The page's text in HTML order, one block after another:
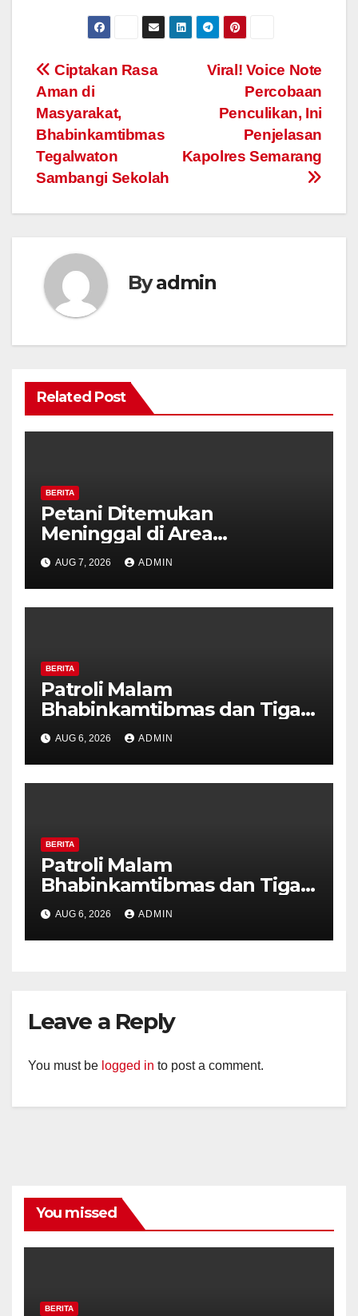
Post
navigation
Viral! Voice Note
Percobaan
Penculikan, Ini
Penjelasan
Kapolres Semarang
Ciptakan Rasa
Aman di
Masyarakat,
Bhabinkamtibmas
Tegalwaton
Sambangi Sekolah
Byadmin
Related Post
BERITA
Petani Ditemukan
Meninggal di Area
Persawahan Kalibeji, Polisi
Pastikan Tidak Ada Tanda
Kekerasan
AUG 7, 2026 ADMIN
BERITA
Patroli Malam
Bhabinkamtibmas dan Tiga
Pilar Kelurahan Ungaran
Perkuat Kamtibmas, Warga
Diajak Aktifkan Ronda
AUG 6, 2026 ADMIN
BERITA
Patroli Malam
Bhabinkamtibmas dan Tiga
Pilar Kelurahan Ungaran
Perkuat Kamtibmas, Warga
Diajak Aktifkan Ronda
AUG 6, 2026 ADMIN
Leave a Reply
You must be logged in to post a comment.
You missed
BERITA